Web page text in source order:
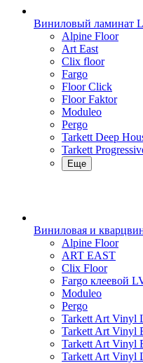
Виниловый ламинат
Alpine Floor
Art East
Clix floor
Fargo
Floor Click
Floor Faktor
Moduleo
Pergo
Tarkett Deep
Tarkett
Еще
Виниловая и
Alpine Floor
ART EAST
Clix Floor
Fargo клеевой
Moduleo
Pergo
Tarkett Art Vinyl
Tarkett Art Vinyl
Tarkett Art Vinyl
Tarkett Art Vinyl